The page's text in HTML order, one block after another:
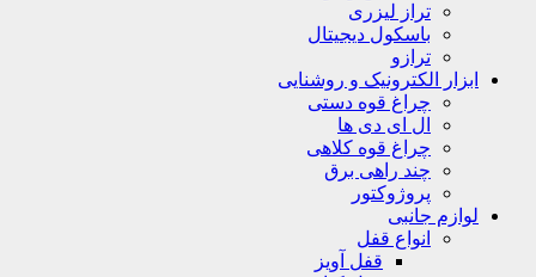
تراز لیزری
باسکول دیجیتال
ترازو
ابزار الکترونیک و روشنایی
چراغ قوه دستی
ال ای دی ها
چراغ قوه کلاهی
چند راهی برق
پروژوکتور
لوازم جانبی
انواع قفل
قفل آویز